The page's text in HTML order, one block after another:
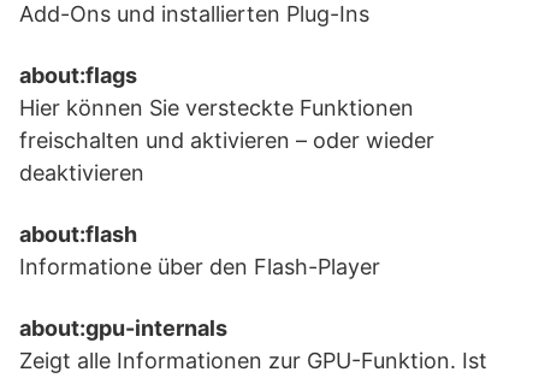
Add-Ons und installierten Plug-Ins
about:flags
Hier können Sie versteckte Funktionen
freischalten und aktivieren – oder wieder
deaktivieren
about:flash
Informatione über den Flash-Player
about:gpu-internals
Zeigt alle Informationen zur GPU-Funktion. Ist